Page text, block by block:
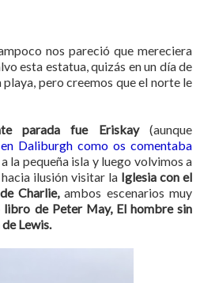
nos pareció que mereciera
esta estatua, quizás en un día de
pero creemos que el norte le
parada fue Eriskay(aunque
Daliburgh como os comentaba
la pequeña isla y luego volvimos a
ilusión visitar laIglesia con el
Charlie,ambos escenarios muy
libro de Peter May, El hombre sin
Lewis.